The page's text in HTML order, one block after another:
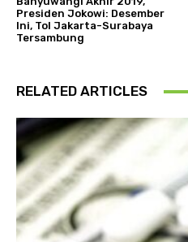
Presiden Jokowi: Desember
Ini, Tol Jakarta-Surabaya
Tersambung
RELATED ARTICLES